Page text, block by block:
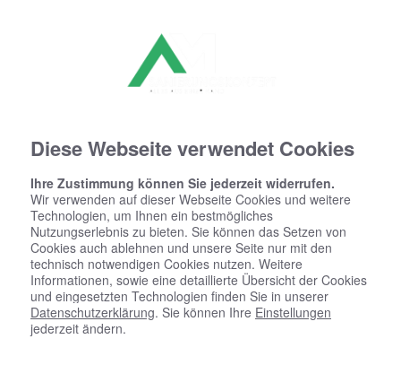
Datenschutzerklärung
Wir bedanken uns für Ihren Besuch bei André Morawetz AM
Sanierungskonzept. Der sichere Umgang mit Ihren Daten ist
uns besonders wichtig. Wir möchten Sie daher hiermit
ausführlich über die Verwendung Ihrer Daten bei dem
Diese Webseite verwendet Cookies
Ihre Zustimmung können Sie jederzeit widerrufen.
Wir verwenden auf dieser Webseite Cookies und weitere
Technologien, um Ihnen ein bestmögliches
Nutzungserlebnis zu bieten. Sie können das Setzen von
Cookies auch ablehnen und unsere Seite nur mit den
technisch notwendigen Cookies nutzen. Weitere
Informationen, sowie eine detaillierte Übersicht der Cookies
und eingesetzten Technologien finden Sie in unserer
Datenschutzerklärung. Sie können Ihre Einstellungen
jederzeit ändern.